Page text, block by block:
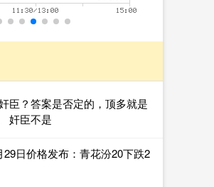
臣？答案是否定的，顶多就是
奸臣不是
日价格发布：青花汾20下跌2